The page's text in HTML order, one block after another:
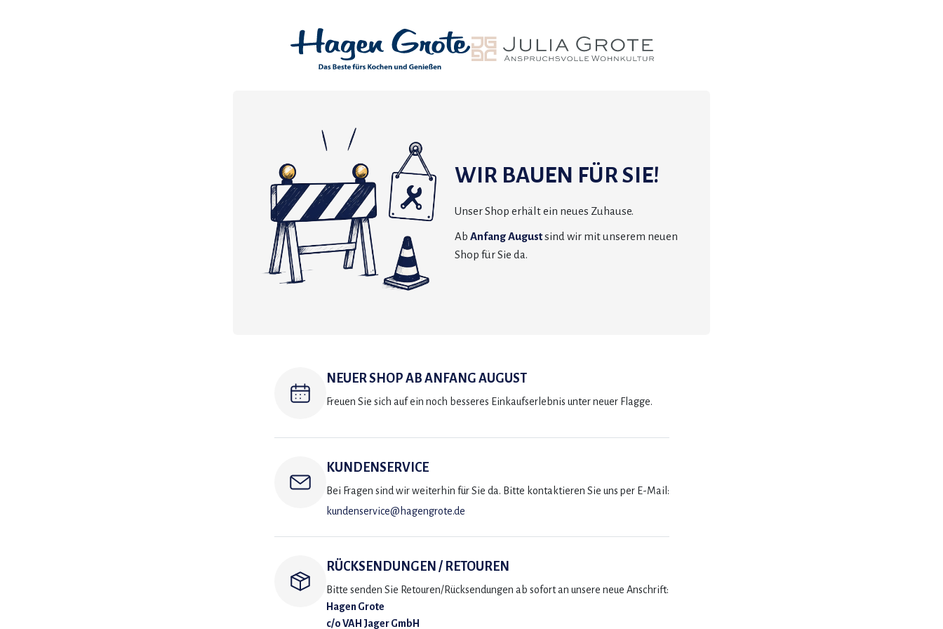
WIR BAUEN FÜR SIE!
Unser Shop erhält ein neues Zuhause.
Ab Anfang Augustsind wir mit unserem neuen
Shop für Sie da.
NEUER SHOP AB ANFANG AUGUST
Freuen Sie sich auf ein noch besseres Einkaufserlebnis unter neuer Flagge.
KUNDENSERVICE
Bei Fragen sind wir weiterhin für Sie da. Bitte kontaktieren Sie uns per E-Mail:
kundenservice@hagengrote.de
RÜCKSENDUNGEN / RETOUREN
Bitte senden Sie Retouren/Rücksendungen ab sofort an unsere neue Anschrift:
Hagen Grote
c/o VAH Jager GmbH